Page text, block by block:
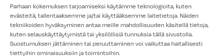
Parhaan kokemuksen tarjoamiseksi käytämme teknologioita, kuten
evästeitä, tallentaaksemme ja/tai käyttääksemme laitetietoja. Näiden
tekniikoiden hyväksyminen antaa meille mahdollisuuden käsitellä tietoja,
kuten selauskäyttäytymistä tai yksilöllisiä tunnuksia tällä sivustolla.
Suostumuksen jättäminen tai peruuttaminen voi vaikuttaa haitallisesti
tiettyihin ominaisuuksiin ja toimintoihin.